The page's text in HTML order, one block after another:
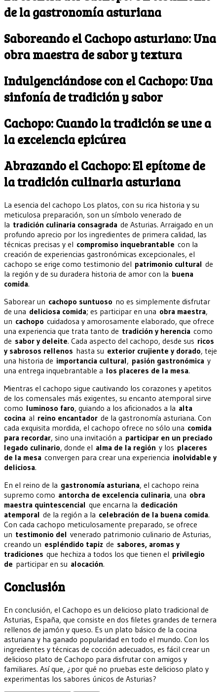
de la gastronomía asturiana
Saboreando el Cachopo asturiano: Una
obra maestra de sabor y textura
Indulgenciándose con el Cachopo: Una
sinfonía de tradición y sabor
Cachopo: Cuando la tradición se une a
la excelencia epicúrea
Abrazando el Cachopo: El epítome de
la tradición culinaria asturiana
La esencia del cachopo Los platos, con su rica historia y su
meticulosa preparación, son un símbolo venerado de
la tradición culinaria consagrada de Asturias. Arraigado en un
profundo aprecio por los ingredientes de primera calidad, las
técnicas precisas y el compromiso inquebrantable con la
creación de experiencias gastronómicas excepcionales, el
cachopo se erige como testimonio del patrimonio cultural de
la región y de su duradera historia de amor con la buena
comida.
Saborear un cachopo suntuoso no es simplemente disfrutar
de una deliciosa comida; es participar en una obra maestra,
un cachopo cuidadosa y amorosamente elaborado, que ofrece
una experiencia que trata tanto de tradición y herencia como
de sabor y deleite. Cada aspecto del cachopo, desde sus ricos
y sabrosos rellenos hasta su exterior crujiente y dorado, teje
una historia de importancia cultural, pasión gastronómica y
una entrega inquebrantable a los placeres de la mesa.
Mientras el cachopo sigue cautivando los corazones y apetitos
de los comensales más exigentes, su encanto atemporal sirve
como luminoso faro, guiando a los aficionados a la alta
cocina al reino encantador de la gastronomía asturiana. Con
cada exquisita mordida, el cachopo ofrece no sólo una comida
para recordar, sino una invitación a participar en un preciado
legado culinario, donde el alma de la región y los placeres
de la mesa convergen para crear una experiencia inolvidable y
deliciosa.
En el reino de la gastronomía asturiana, el cachopo reina
supremo como antorcha de excelencia culinaria, una obra
maestra quintescencial que encarna la dedicación
atemporal de la región a la celebración de la buena comida.
Con cada cachopo meticulosamente preparado, se ofrece
un testimonio del venerado patrimonio culinario de Asturias,
creando un espléndido tapiz de sabores, aromas y
tradiciones que hechiza a todos los que tienen el privilegio
de participar en su alocación.
Conclusión
En conclusión, el Cachopo es un delicioso plato tradicional de
Asturias, España, que consiste en dos filetes grandes de ternera
rellenos de jamón y queso. Es un plato básico de la cocina
asturiana y ha ganado popularidad en todo el mundo. Con los
ingredientes y técnicas de cocción adecuados, es fácil crear un
delicioso plato de Cachopo para disfrutar con amigos y
familiares. Así que, ¿por qué no pruebas este delicioso plato y
experimentas los sabores únicos de Asturias?